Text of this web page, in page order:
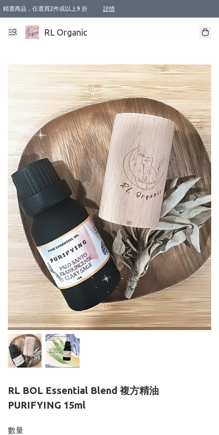
精選商品，任選買2件或以上9 折 詳情
XI周年優惠【新品自由選2件88折/3件85折】
XI周年優惠【Chakra 脈輪平衡自由選2件9折/3件85折/5件8折】
Florame 肌底自由選 2支9折 3支85折
XI周年優惠【蟲蟲退散 · 防衛結界﹞系列2件9折】
Sunki 任選2件95折
BIOFFICINA TOSCANA 任選2支9折 3支85折
Lamav 任選1件9折 2件85折
Mukti Organics 指定產品任選1件9折, 2件88折 3件85折
Intelligent Nutrients Skincare 任選2件9折
deodorant 任選2件88折
化妝品 任選2件95折
XI周年優惠【身心靈單品 任選2件9折/3件85折/5件8折】
XI周年優惠 【精油/香水 任選2件9折/3件85折/5件8折】
XI周年優惠【「關節到肌膚」全效養護 BODY OIL 組2件88折/3件85折】
XI周年優惠【夏日有機物理防曬套裝2件88折】
XI周年優惠【夏日潔面隨意選2件88折/3件85折】
XI周年優惠【逆齡奇蹟抗氧 11 自由選2件88折/3件85折/4件或以上8折】
新會員首次購物即享全單 95 折優惠！
成為VIP / VVIP 可享有生日月現金扣減獎賞優惠 !! 記得去賬户資料填上生日日期啦 !
選用順豐速運，滿$500 免運費
本地速遞 京東 送住宅/ 工商地址 $400 免運費
澳門訂單選用順豐速運，滿$800 免運費
RL Organic
RL BOL Essential Blend 複方精油
PURIFYING 15ml
數量